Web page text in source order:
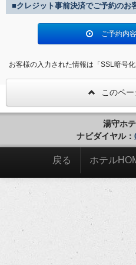
■クレジット事前決済でご予約のお
ご予約内
お客様の入力された情報は「SSL暗号
このペ
湯守ホ
ナビダイヤル：
戻る ホテル